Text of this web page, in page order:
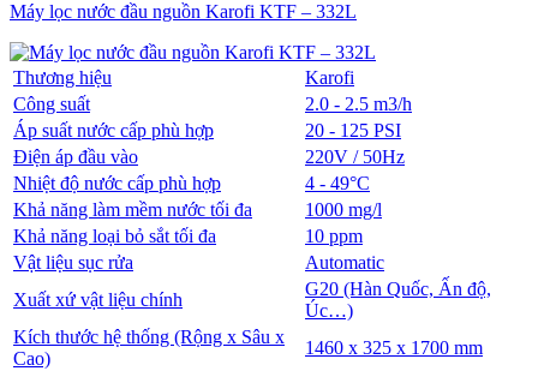
Máy lọc nước đầu nguồn Karofi KTF – 332L
Thương hiệu
Karofi
Công suất
2.0 - 2.5 m3/h
Áp suất nước cấp phù hợp
20 - 125 PSI
Điện áp đầu vào
220V / 50Hz
Nhiệt độ nước cấp phù hợp
4 - 49°C
Khả năng làm mềm nước tối đa
1000 mg/l
Khả năng loại bỏ sắt tối đa
10 ppm
Vật liệu sục rửa
Automatic
Xuất xứ vật liệu chính
G20 (Hàn Quốc, Ấn độ,
Úc…)
Kích thước hệ thống (Rộng x Sâu x
Cao)
1460 x 325 x 1700 mm